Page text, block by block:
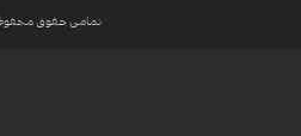
تمامی حقوق